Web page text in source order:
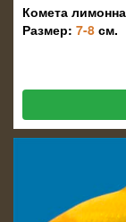
Комета
Размер: 7-8 см.